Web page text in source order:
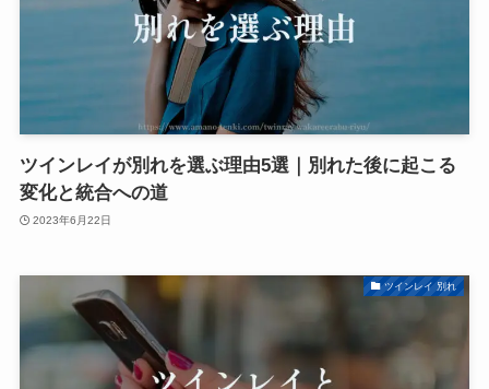
ツインレイが別れを選ぶ理由5選｜別れた後に起こる
変化と統合への道
2023年6月22日
ツインレイ 別れ